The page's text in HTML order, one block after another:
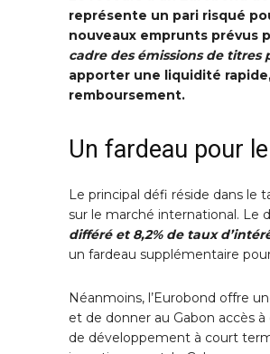
représente un pari risqué
nouveaux emprunts prévus
cadre des émissions de
apporter une liquidité
remboursement.
Un fardeau pour
Le principal défi réside dans le
sur le marché international. Le
différé et 8,2% de taux
un fardeau supplémentaire
Néanmoins, l’Eurobond offre
et de donner au Gabon accès
de développement à court